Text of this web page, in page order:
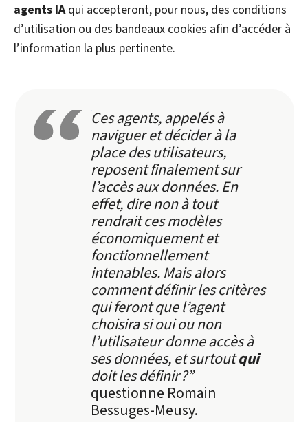
agents IAqui accepteront, pour nous, des conditions
d’utilisation ou des bandeaux cookies afin d’accéder à
l’information la plus pertinente.
Ces agents, appelés à
naviguer et décider à la
place des utilisateurs,
reposent finalement sur
l’accès aux données. En
effet, dire non à tout
rendrait ces modèles
économiquement et
fonctionnellement
intenables. Mais alors
comment définir les critères
qui feront que l’agent
choisira si oui ou non
l’utilisateur donne accès à
ses données, et surtoutqui
doit les définir ?”
questionne Romain
Bessuges-Meusy.